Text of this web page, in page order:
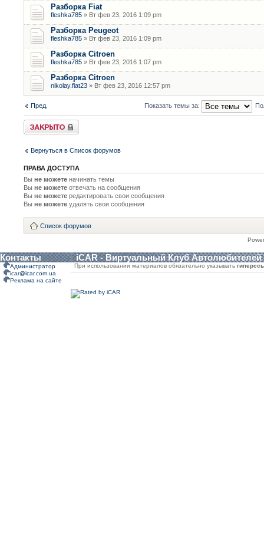
Разборка Fiat
fleshka785 » Вт фев 23, 2016 1:09 pm
Разборка Peugeot
fleshka785 » Вт фев 23, 2016 1:09 pm
Разборка Citroen
fleshka785 » Вт фев 23, 2016 1:07 pm
Разборка Citroen
nikolay.fiat23 » Вт фев 23, 2016 12:57 pm
Пред. Показать темы за:
Форум закрыт
Вернуться в Список форумов
ПРАВА ДОСТУПА
Вы не можете начинать темы
Вы не можете отвечать на сообщения
Вы не можете редактировать свои сообщения
Вы не можете удалять свои сообщения
Список форумов
Контакты iCAR - Виртуальный Клуб Автолюбителей
Администратор
icar@icar.com.ua
Реклама на сайте
При использовании материалов обязательно указывать